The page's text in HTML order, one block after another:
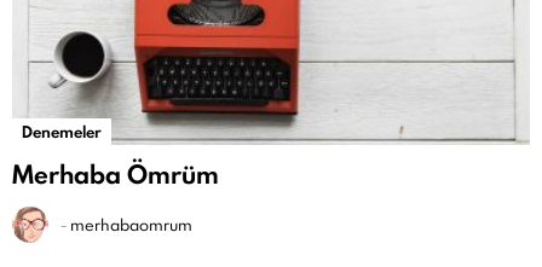
Denemeler
Merhaba Ömrüm
- merhabaomrum